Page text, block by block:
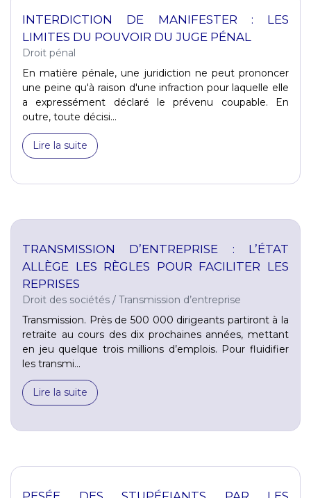
INTERDICTION DE MANIFESTER : LES
LIMITES DU POUVOIR DU JUGE PÉNAL
Droit pénal
En matière pénale, une juridiction ne peut prononcer
une peine qu'à raison d'une infraction pour laquelle elle
a expressément déclaré le prévenu coupable. En
outre, toute décisi...
Lire la suite
TRANSMISSION D’ENTREPRISE : L’ÉTAT
ALLÈGE LES RÈGLES POUR FACILITER LES
REPRISES
Droit des sociétés / Transmission d’entreprise
Transmission. Près de 500 000 dirigeants partiront à la
retraite au cours des dix prochaines années, mettant
en jeu quelque trois millions d’emplois. Pour fluidifier
les transmi...
Lire la suite